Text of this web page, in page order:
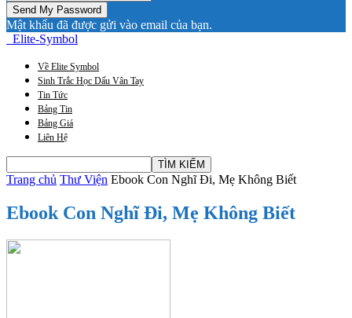
Mật khẩu đã được gửi vào email của bạn.
Elite-Symbol
Về Elite Symbol
Sinh Trắc Học Dấu Vân Tay
Tin Tức
Bảng Tin
Bảng Giá
Liên Hệ
Trang chủ Thư Viện Ebook Con Nghĩ Đi, Mẹ Không Biết
Ebook Con Nghĩ Đi, Mẹ Không Biết